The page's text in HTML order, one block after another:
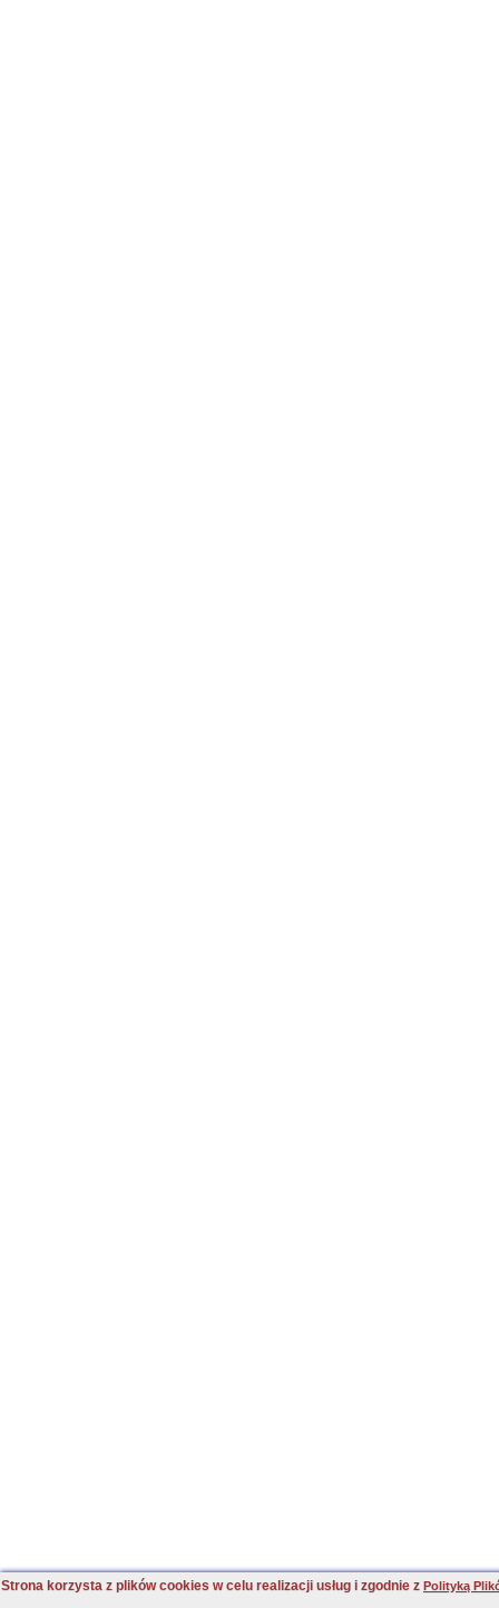
Strona korzysta z plików cookies w celu realizacji usług i zgodnie z Polityką